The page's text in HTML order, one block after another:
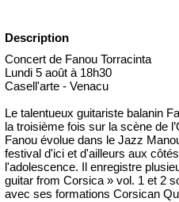
Description
Concert de Fanou Torracinta
Lundi 5 août à 18h30
Casell'arte - Venacu
Le talentueux guitariste balanin
la troisième fois sur la scène de
Fanou évolue dans le Jazz
festival d'ici et d'ailleurs aux
l'adolescence. Il enregistre
guitar from Corsica » vol. 1 et 2
avec ses formations Corsican